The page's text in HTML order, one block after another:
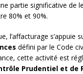
partie significative de
80% et 90%.
l’affacturage s’appuie
défini par le Code
cette activité est
Prudentiel et de